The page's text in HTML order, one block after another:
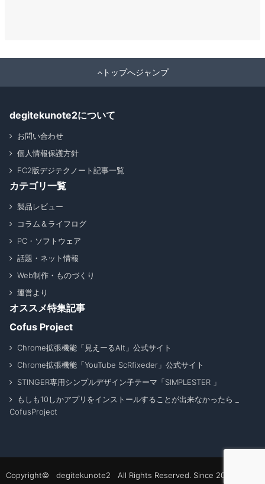
トップへジャンプ
degitekunote2について
お問い合わせ
個人情報保護方針
FC2版デジテクノート記事一覧
カテゴリ一覧
製品レビュー
コラム＆ライフログ
PC・ソフトウェア
話題・ネット情報
Web制作・ものづくり
運営より
オススメ特集記事
Cofus Project
Chrome拡張機能「見えーるAlt」公式サイト
Chrome拡張機能「YouTube ScRfixeder」公式サイト
STINGER専用シンプルデザイン子テーマ「SIMPLESTER 」
もしも10しかアプリをインストールすることが出来なかったら _
CofusProject
Copyright© degitekunote2 All Rights Reserved. Since 2011 - 2026